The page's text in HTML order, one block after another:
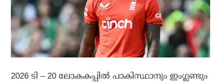
2026 ടി – 20 ലോകകപ്പില്‍ പാകിസ്ഥാനും ഇംഗ്ലണ്ടും